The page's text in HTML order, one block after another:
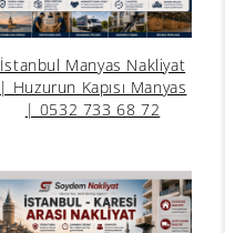
İstanbul Manyas Nakliyat
| Huzurun Kapısı Manyas
| 0532 733 68 72